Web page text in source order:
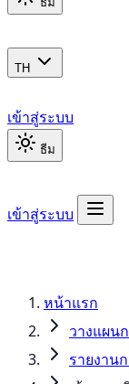
TH
เข้าสู่ระบบ
ธีม
เข้าสู่ระบบ
หน้าแรก
วางแผน
รายงาน